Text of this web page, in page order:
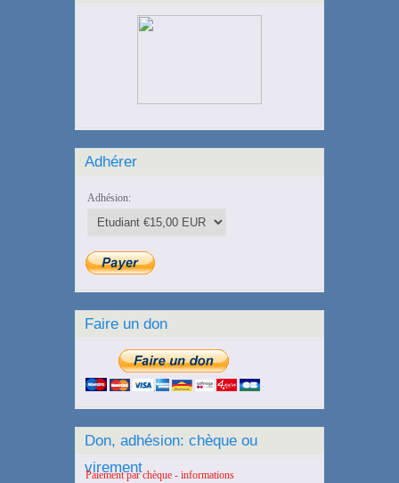
Adhérer
Adhésion:
Faire un don
Don, adhésion: chèque ou
virement
Paiement par chèque - informations